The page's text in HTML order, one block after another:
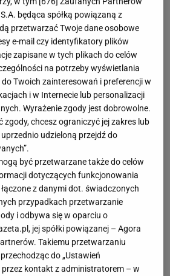
Johna Terry'ego - mówił po
- Było przerażające. Tym
ze popełnione na koledze z
O'Neill. - James Milnar ma
jego kariera nie została
czysta czerwona kartka.
przed jego nosem. Sędzia był
żółtą - krytykował sędziującego
trener Aston Villi.
za nie podyktowanie
Obiego Mikela za faul na
pokonałaAston Villę ?
będąca spółką powiązaną z
przetwarzać Twoje dane osobowe
e-mail czy identyfikatory plików
zapisane w tych plikach do celów
na potrzeby wyświetlania
Twoich zainteresowań i preferencji w
i w Internecie lub personalizacji
Wyrażenie zgody jest dobrowolne.
zgody, chcesz ograniczyć jej zakres lub
udzieloną przejdź do
być przetwarzane także do celów
dotyczących funkcjonowania
z danymi dot. świadczonych
przypadkach przetwarzanie
i odbywa się w oparciu o
jej spółki powiązanej – Agora
Takiemu przetwarzaniu
do „Ustawień
kontakt z administratorem – w